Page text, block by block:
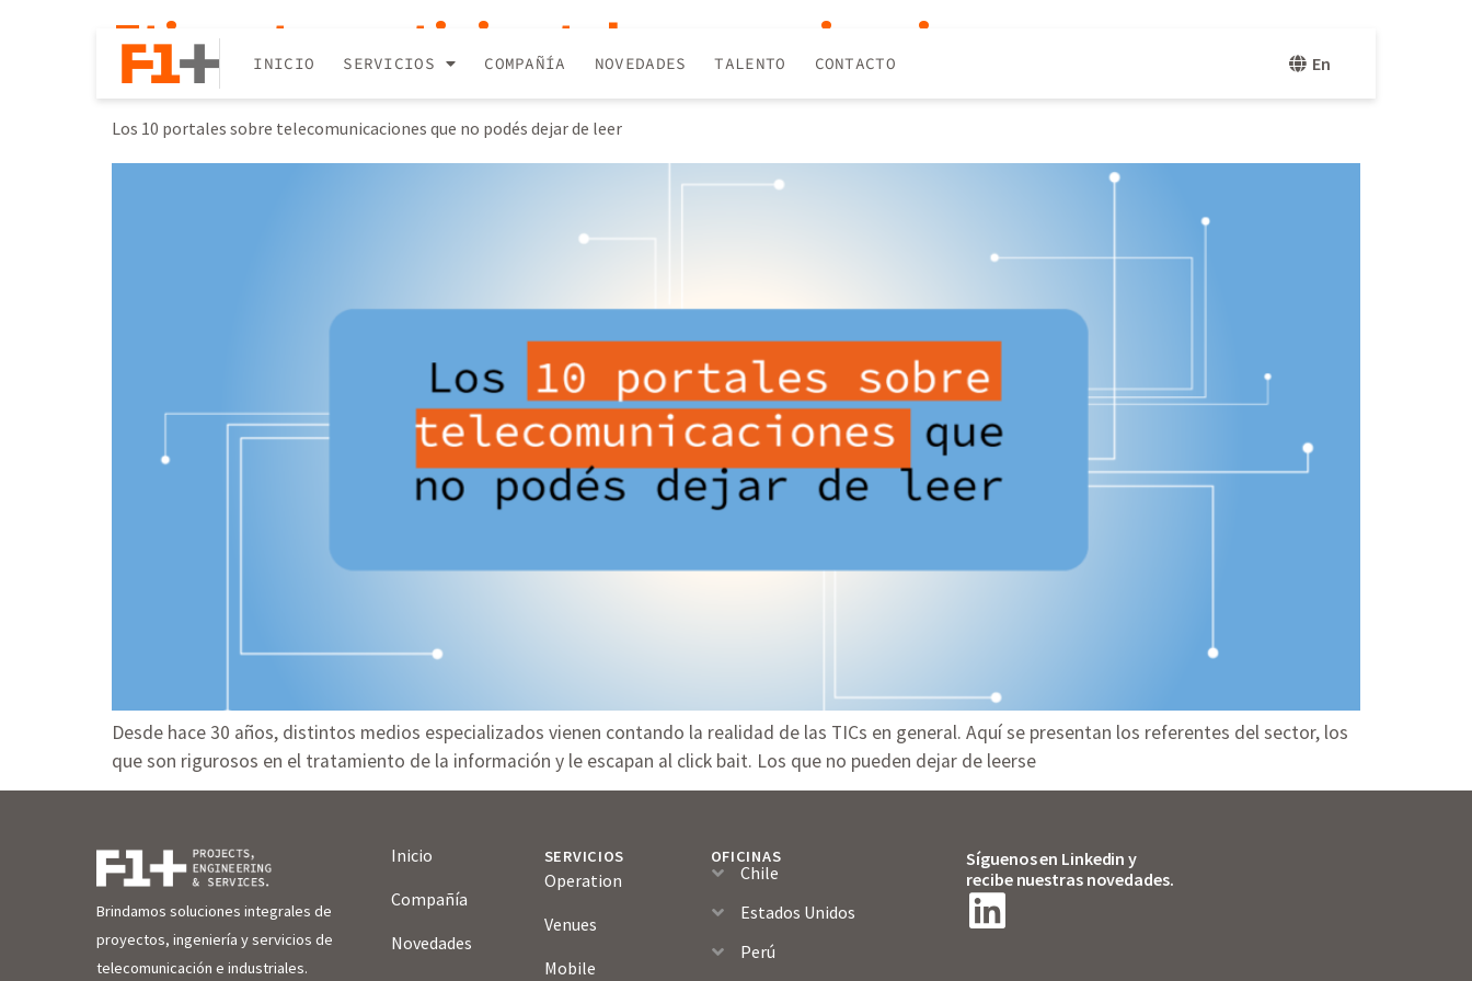
INICIO SERVICIOS COMPAÑÍA NOVEDADES TALENTO CONTACTO En
Etiqueta:noticias telecomunicaciones
Los 10 portales sobre telecomunicaciones que no podés dejar de leer
Desde hace 30 años, distintos medios especializados vienen contando la realidad de las TICs en general. Aquí se presentan los referentes del sector, los
que son rigurosos en el tratamiento de la información y le escapan al click bait. Los que no pueden dejar de leerse
Brindamos soluciones integrales de
proyectos, ingeniería y servicios de
telecomunicación e industriales.
Inicio
Compañía
Novedades
SERVICIOS
Operation
Venues
Mobile
OFICINAS
Chile
Estados Unidos
Perú
Síguenos en Linkedin y
recibe nuestras novedades.